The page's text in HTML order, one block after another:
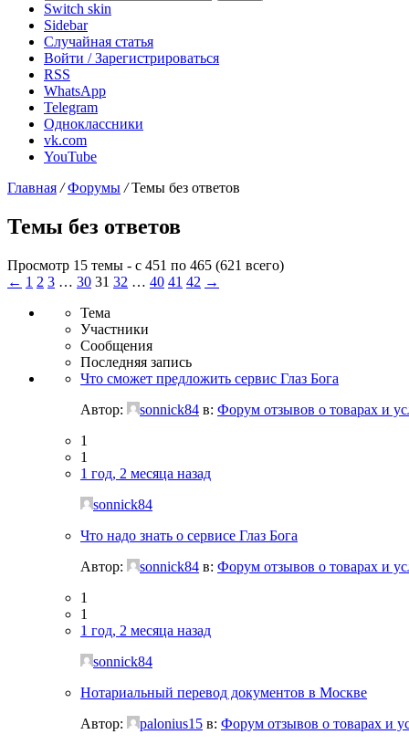
Switch skin
Sidebar
Случайная статья
Войти / Зарегистрироваться
RSS
WhatsApp
Telegram
Одноклассники
vk.com
YouTube
Главная / Форумы / Темы без ответов
Темы без ответов
Просмотр 15 темы - с 451 по 465 (621 всего)
← 1 2 3 … 30 31 32 … 40 41 42 →
Тема
Участники
Сообщения
Последняя запись
Что сможет предложить сервис Глаз Бога
Автор:
sonnick84 в: Форум отзывов о товарах и
1
1
1 год, 2 месяца назад
sonnick84
Что надо знать о сервисе Глаз Бога
Автор:
sonnick84 в: Форум отзывов о товарах и
1
1
1 год, 2 месяца назад
sonnick84
Нотариальный перевод документов в Москве
Автор:
palonius15 в: Форум отзывов о товарах и